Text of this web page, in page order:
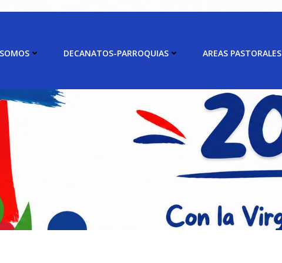
DECANATOS-PARROQUIAS AREAS PASTORALES